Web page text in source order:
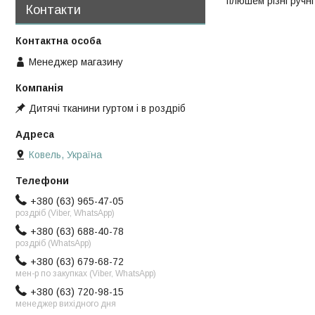
Контакти
Менеджер магазину
Дитячі тканини гуртом і в роздріб
Ковель, Україна
+380 (63) 965-47-05
роздріб (Viber, WhatsApp)
+380 (63) 688-40-78
роздріб (WhatsApp)
+380 (63) 679-68-72
мен-р по закупках (Viber, WhatsApp)
+380 (63) 720-98-15
менеджер вихідного дня